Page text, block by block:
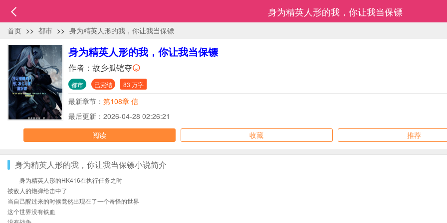
身为精英人形的我，你让我当保镖
首页 >> 都市 >> 身为精英人形的我，你让我当保镖
身为精英人形的我，你让我当保镖
作者： 故乡孤铠夺
都市 已完结 83 万字
最新章节： 第108章 信
最后更新：2026-04-28 02:26:21
阅读
收藏 推荐
身为精英人形的我，你让我当保镖小说简介
身为精英人形的HK416在执行任务之时
被敌人的炮弹给击中了
当自己醒过来的时候竟然出现在了一个奇怪的世界
这个世界没有铁血